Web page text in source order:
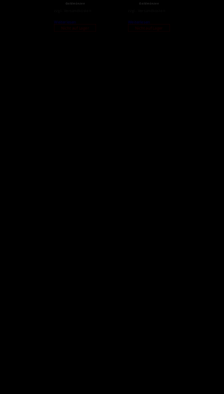
Goldmünzen
Weiterlesen
Nicht auf Lager
Goldmünzen
Weiterlesen
Nicht auf Lager